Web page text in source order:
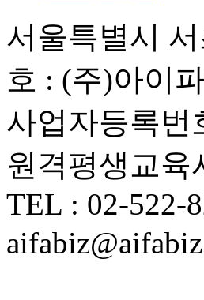
서울특별시
호 : (주)아이
사업자등록번
원격평생교육
TEL : 02-522-